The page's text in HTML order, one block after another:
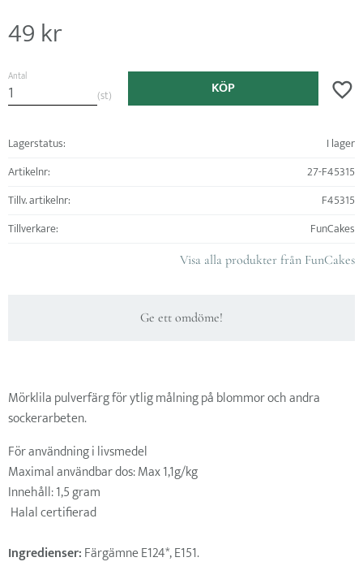
49kr
Antal
st KÖP
Lagerstatus
I lager
Artikelnr
27-F45315
Tillv. artikelnr
F45315
Tillverkare
FunCakes
Visa alla produkter från FunCakes
Ge ett omdöme!
Mörklila pulverfärg för ytlig målning på blommor och andra
sockerarbeten.
För användning i livsmedel
Maximal användbar dos: Max 1,1g/kg
Innehåll: 1,5 gram
Halal certifierad
Ingredienser:Färgämne E124*, E151.